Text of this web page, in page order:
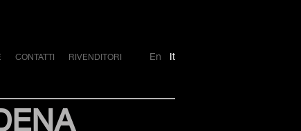
En It
CONTATTI RIVENDITORI